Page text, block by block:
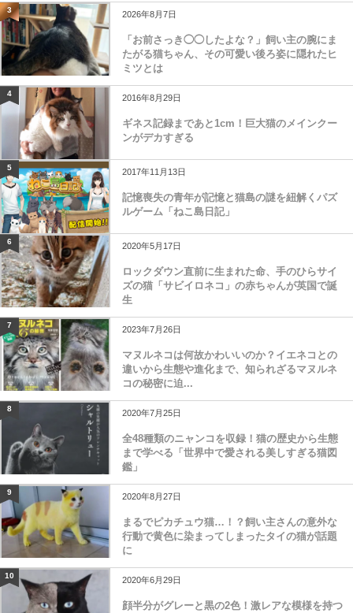
3 2026年8月7日
「お前さっき◯◯したよな？」飼い主の腕にま
たがる猫ちゃん、その可愛い後ろ姿に隠れたヒ
ミツとは
4 2016年8月29日
ギネス記録まであと1cm！巨大猫のメインクー
ンがデカすぎる
5 2017年11月13日
記憶喪失の青年が記憶と猫島の謎を紐解くパズ
ルゲーム「ねこ島日記」
6 2020年5月17日
ロックダウン直前に生まれた命、手のひらサイ
ズの猫「サビイロネコ」の赤ちゃんが英国で誕
生
7 2023年7月26日
マヌルネコは何故かわいいのか？イエネコとの
違いから生態や進化まで、知られざるマヌルネ
コの秘密に迫...
8 2020年7月25日
全48種類のニャンコを収録！猫の歴史から生態
まで学べる「世界中で愛される美しすぎる猫図
鑑」
9 2020年8月27日
まるでピカチュウ猫…！？飼い主さんの意外な
行動で黄色に染まってしまったタイの猫が話題
に
10 2020年6月29日
顔半分がグレーと黒の2色！激レアな模様を持つ